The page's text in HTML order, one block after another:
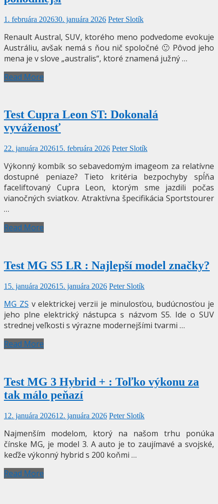
1. februára 202630. januára 2026 Peter Slotík
Renault Austral, SUV, ktorého meno podvedome evokuje
Austráliu, avšak nemá s ňou nič spoločné 🙂 Pôvod jeho
mena je v slove „australis“, ktoré znamená južný …
Read More
Test Cupra Leon ST: Dokonalá
vyváženosť
22. januára 202615. februára 2026 Peter Slotík
Výkonný kombík so sebavedomým imageom za relatívne
dostupné peniaze? Tieto kritéria bezpochyby spĺňa
faceliftovaný Cupra Leon, ktorým sme jazdili počas
vianočných sviatkov. Atraktívna špecifikácia Sportstourer
…
Read More
Test MG S5 LR : Najlepší model značky?
15. januára 202615. januára 2026 Peter Slotík
MG ZS v elektrickej verzii je minulosťou, budúcnosťou je
jeho plne elektrický nástupca s názvom S5. Ide o SUV
strednej veľkosti s výrazne modernejšími tvarmi …
Read More
Test MG 3 Hybrid + : Toľko výkonu za
tak málo peňazí
12. januára 202612. januára 2026 Peter Slotík
Najmenším modelom, ktorý na našom trhu ponúka
čínske MG, je model 3. A auto je to zaujímavé a svojské,
keďže výkonný hybrid s 200 koňmi …
Read More